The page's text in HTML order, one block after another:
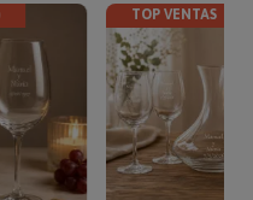
TOP VENTAS